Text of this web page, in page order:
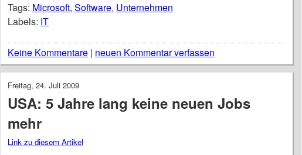
Tags: Microsoft, Software, Unternehmen
Labels: IT
Keine Kommentare | neuen Kommentar verfassen
Freitag, 24. Juli 2009
USA: 5 Jahre lang keine neuen Jobs
mehr
Link zu diesem Artikel